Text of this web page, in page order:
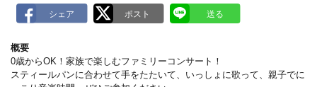
概要
0歳からOK！家族で楽しむファミリーコンサート！
スティールパンに合わせて手をたたいて、いっしょに歌って、親子でに